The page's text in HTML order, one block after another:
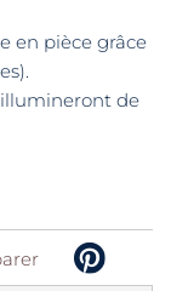
en pièce grâce
illumineront de